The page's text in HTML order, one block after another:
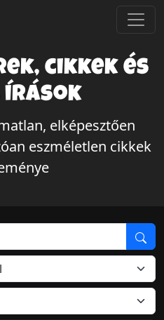
cikkek és
írások
elképesztően
eszméletlen cikkek